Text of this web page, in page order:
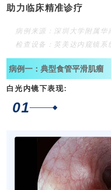
助力临床精准诊疗
病例来源：深圳大学附属华
检查设备：英美达内窥镜系
病例一：典型食管平滑肌瘤
白光内镜下表现:
01